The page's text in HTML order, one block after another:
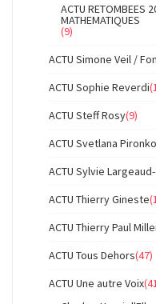
ACTU RETOMBEES
MATHEMATIQUES
(9)
ACTU Simone Veil /
ACTU Sophie Reverdi
ACTU Steff Rosy(9)
ACTU Svetlana Pironko
ACTU Sylvie
ACTU Thierry Gineste
ACTU Thierry Paul
ACTU Tous Dehors(47)
ACTU Une autre Voix